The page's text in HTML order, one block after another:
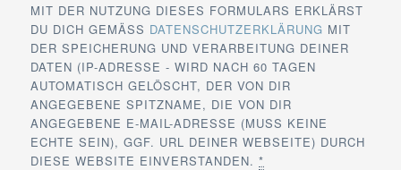
MIT DER NUTZUNG DIESES FORMULARS ERKLÄRST
DU DICH GEMÄSS DATENSCHUTZERKLÄRUNG MIT
DER SPEICHERUNG UND VERARBEITUNG DEINER
DATEN (IP-ADRESSE - WIRD NACH 60 TAGEN
AUTOMATISCH GELÖSCHT, DER VON DIR
ANGEGEBENE SPITZNAME, DIE VON DIR
ANGEGEBENE E-MAIL-ADRESSE (MUSS KEINE
ECHTE SEIN), GGF. URL DEINER WEBSEITE) DURCH
DIESE WEBSITE EINVERSTANDEN.*